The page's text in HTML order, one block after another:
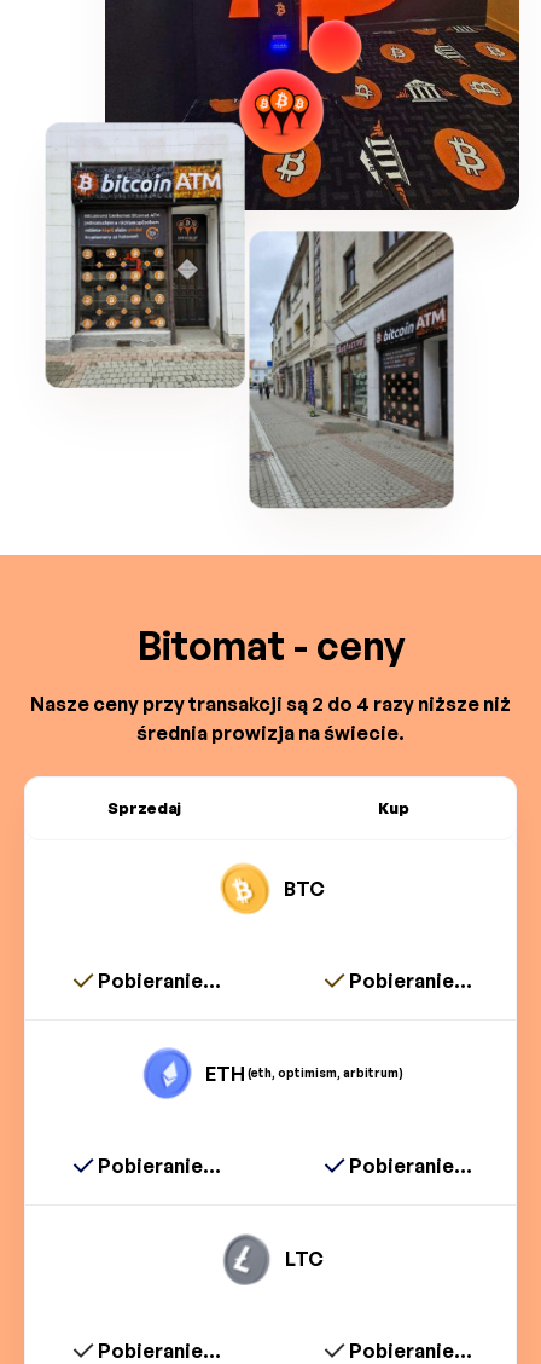
Bitomat - ceny
Nasze ceny przy transakcji są 2 do 4 razy niższe niż
średnia prowizja na świecie.
Sprzedaj Kup
BTC
Pobieranie... Pobieranie...
ETH (eth, optimism, arbitrum)
Pobieranie... Pobieranie...
LTC
Pobieranie... Pobieranie...